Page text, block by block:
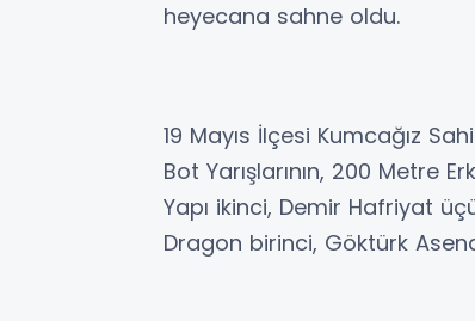
heyecana sahne oldu.
19 Mayıs İlçesi Kumcağız
Bot Yarışlarının, 200 Metre
Yapı ikinci, Demir Hafriyat
Dragon birinci, Göktürk